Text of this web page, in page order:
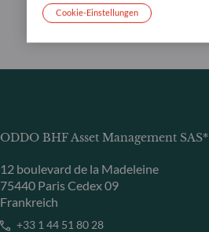
ODDO BHF Asset Management SAS*
12 boulevard de la Madeleine
75440 Paris Cedex 09
Frankreich
+33 1 44 51 80 28
Cookie-Einstellungen